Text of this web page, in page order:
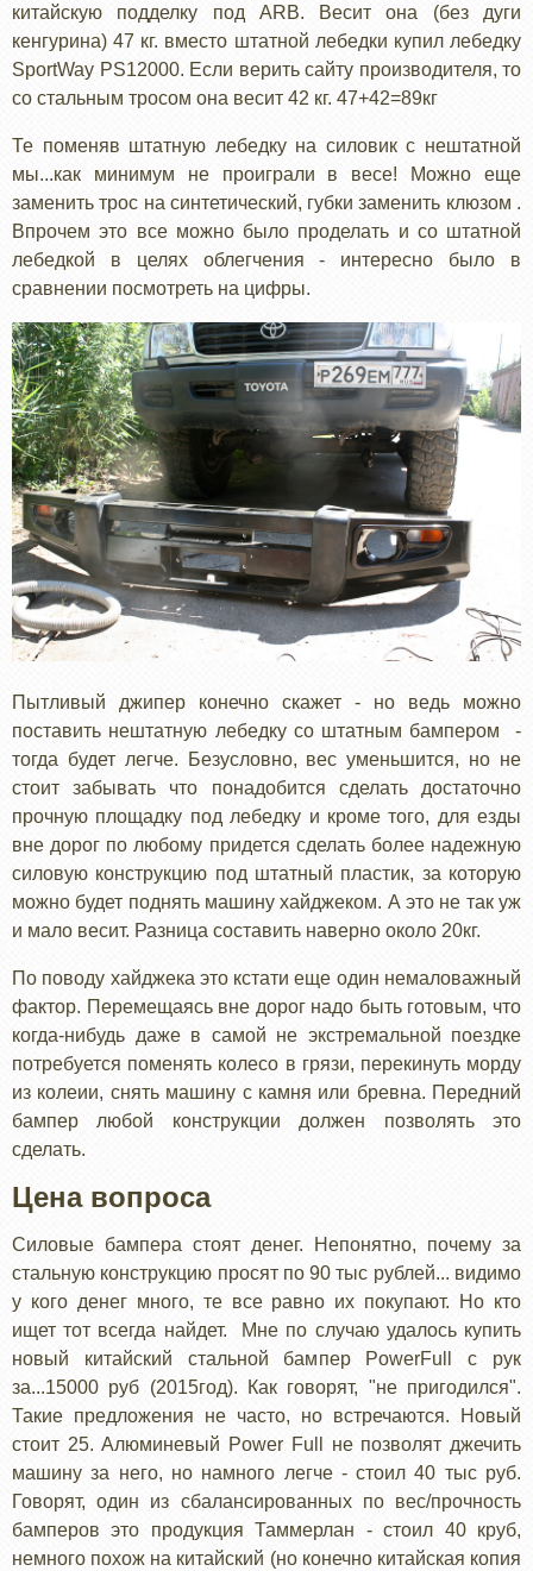
китайскую подделку под ARB. Весит она (без дуги
кенгурина) 47 кг. вместо штатной лебедки купил лебедку
SportWay PS12000. Если верить сайту производителя, то
со стальным тросом она весит 42 кг. 47+42=89кг
Те поменяв штатную лебедку на силовик с нештатной
мы...как минимум не проиграли в весе! Можно еще
заменить трос на синтетический, губки заменить клюзом .
Впрочем это все можно было проделать и со штатной
лебедкой в целях облегчения - интересно было в
сравнении посмотреть на цифры.
Пытливый джипер конечно скажет - но ведь можно
поставить нештатную лебедку со штатным бампером -
тогда будет легче. Безусловно, вес уменьшится, но не
стоит забывать что понадобится сделать достаточно
прочную площадку под лебедку и кроме того, для езды
вне дорог по любому придется сделать более надежную
силовую конструкцию под штатный пластик, за которую
можно будет поднять машину хайджеком. А это не так уж
и мало весит. Разница составить наверно около 20кг.
По поводу хайджека это кстати еще один немаловажный
фактор. Перемещаясь вне дорог надо быть готовым, что
когда-нибудь даже в самой не экстремальной поездке
потребуется поменять колесо в грязи, перекинуть морду
из колеии, снять машину с камня или бревна. Передний
бампер любой конструкции должен позволять это
сделать.
Цена вопроса
Силовые бампера стоят денег. Непонятно, почему за
стальную конструкцию просят по 90 тыс рублей... видимо
у кого денег много, те все равно их покупают. Но кто
ищет тот всегда найдет. Мне по случаю удалось купить
новый китайский стальной бампер PowerFull с рук
за...15000 руб (2015год). Как говорят, "не пригодился".
Такие предложения не часто, но встречаются. Новый
стоит 25. Алюминевый Power Full не позволят джечить
машину за него, но намного легче - стоил 40 тыс руб.
Говорят, один из сбалансированных по вес/прочность
бамперов это продукция Таммерлан - стоил 40 круб,
немного похож на китайский (но конечно китайская копия